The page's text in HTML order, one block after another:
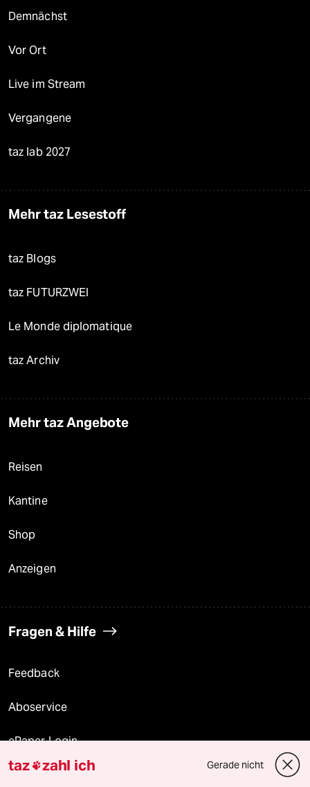
Demnächst
Vor Ort
Live im Stream
Vergangene
taz lab 2027
Mehr taz Lesestoff
taz Blogs
taz FUTURZWEI
Le Monde diplomatique
taz Archiv
Mehr taz Angebote
Reisen
Kantine
Shop
Anzeigen
Fragen & Hilfe
Feedback
Aboservice
ePaper Login
Downloads für Abonnierende
taz zahl ich Gerade nicht